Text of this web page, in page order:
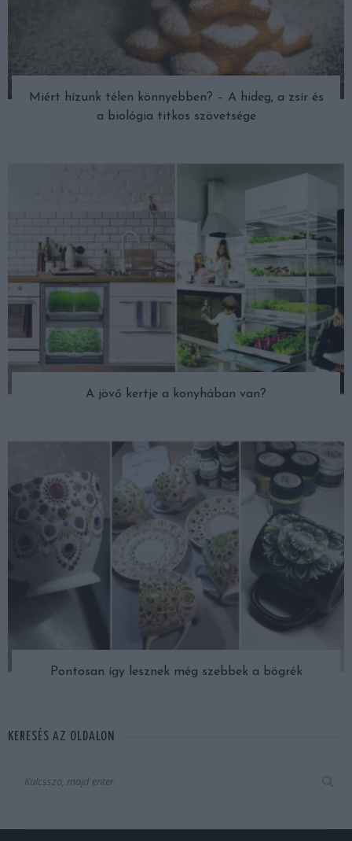
Miért hízunk télen könnyebben? – A hideg, a zsír és
a biológia titkos szövetsége
A jövő kertje a konyhában van?
Pontosan így lesznek még szebbek a bögrék
KERESÉS AZ OLDALON